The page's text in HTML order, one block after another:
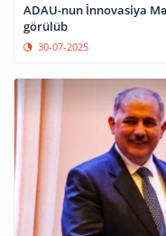
ADAU-nun İnnovasiya
görülüb
30-07-2025